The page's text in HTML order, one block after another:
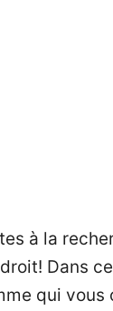
à la
Dans
qui